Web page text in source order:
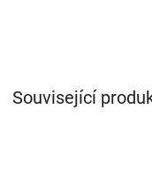
Související